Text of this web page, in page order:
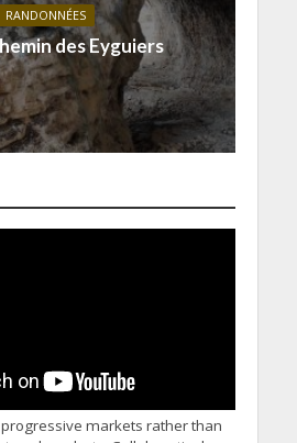
RANDONNÉES
des Eyguiers
markets rather than